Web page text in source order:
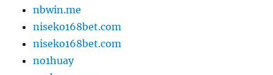
nbwin.me
niseko168bet.com
niseko168bet.com
no1huay